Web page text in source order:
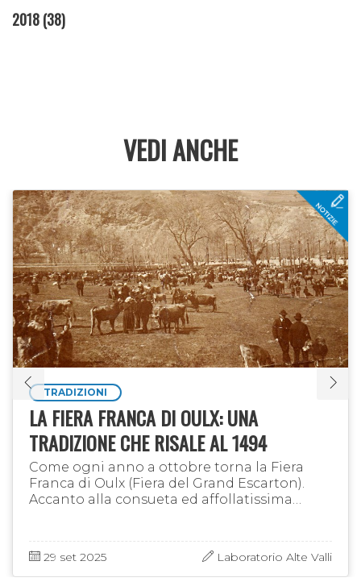
2018(38)
VEDI ANCHE
TRADIZIONI
LA FIERA FRANCA DI OULX: UNA
TRADIZIONE CHE RISALE AL 1494
Come ogni anno a ottobre torna la Fiera
Franca di Oulx (Fiera del Grand Escarton).
Accanto alla consueta ed affollatissima
29 set 2025 Laboratorio Alte Valli